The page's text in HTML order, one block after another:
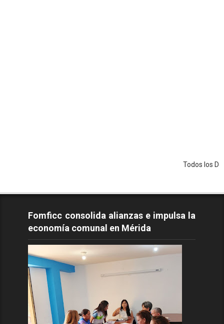
Todos los Derechos
Fomficc consolida alianzas e impulsa la
economía comunal en Mérida